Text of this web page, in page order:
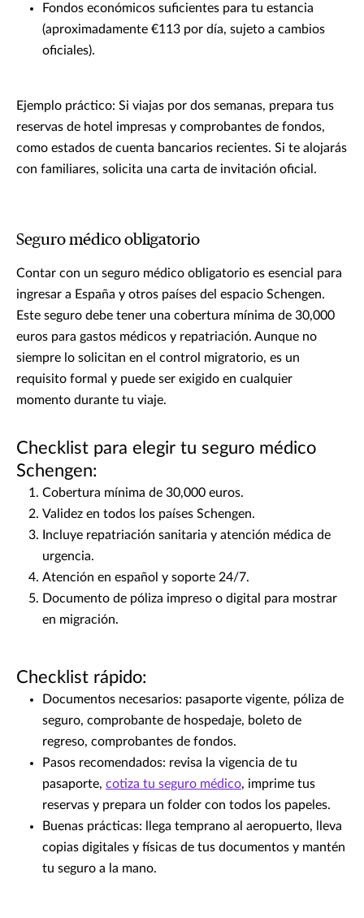
Fondos económicos suficientes para tu estancia
(aproximadamente €113 por día, sujeto a cambios
oficiales).
Ejemplo práctico: Si viajas por dos semanas, prepara tus
reservas de hotel impresas y comprobantes de fondos,
como estados de cuenta bancarios recientes. Si te alojarás
con familiares, solicita una carta de invitación oficial.
Seguro médico obligatorio
Contar con un seguro médico obligatorio es esencial para
ingresar a España y otros países del espacio Schengen.
Este seguro debe tener una cobertura mínima de 30,000
euros para gastos médicos y repatriación. Aunque no
siempre lo solicitan en el control migratorio, es un
requisito formal y puede ser exigido en cualquier
momento durante tu viaje.
Checklist para elegir tu seguro médico
Schengen:
Cobertura mínima de 30,000 euros.
Validez en todos los países Schengen.
Incluye repatriación sanitaria y atención médica de
urgencia.
Atención en español y soporte 24/7.
Documento de póliza impreso o digital para mostrar
en migración.
Checklist rápido:
Documentos necesarios: pasaporte vigente, póliza de
seguro, comprobante de hospedaje, boleto de
regreso, comprobantes de fondos.
Pasos recomendados: revisa la vigencia de tu
pasaporte, cotiza tu seguro médico, imprime tus
reservas y prepara un folder con todos los papeles.
Buenas prácticas: llega temprano al aeropuerto, lleva
copias digitales y físicas de tus documentos y mantén
tu seguro a la mano.